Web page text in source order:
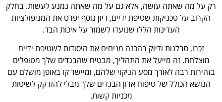
רק על מה שאתה עושה, אלא גם על מה שאתה נמנע לעשות. בחלק
הקרוב על טכניקות שטיפת ידיים, דיון נוסף יפרט את המניפולציות
העדינות הללו שנועדו לשמור על איכות הבד.
זכרו, סבלנות ודיוק בהכנה מניחים את היסודות לשטיפת ידיים
מוצלחת. זה מייעל את התהליך, מבטיח שהבגדים שלך מטופלים
בזהירות רבה לאורך מסע הניקוי שלהם, ומיישר קו באופן מושלם עם
הנושא הכולל של טיפוח ארון הבגדים שלך מבלי להזדקק לשיטות
מכניות קשות.